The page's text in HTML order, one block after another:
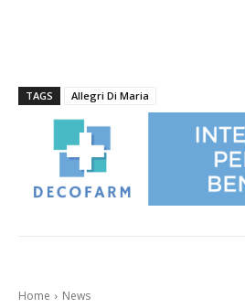
TAGS Allegri Di Maria